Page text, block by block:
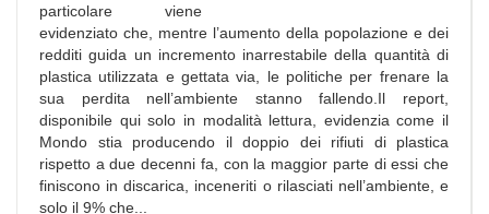
particolare viene
evidenziato che, mentre l’aumento della popolazione e dei
redditi guida un incremento inarrestabile della quantità di
plastica utilizzata e gettata via, le politiche per frenare la
sua perdita nell’ambiente stanno fallendo.Il report,
disponibile qui solo in modalità lettura, evidenzia come il
Mondo stia producendo il doppio dei rifiuti di plastica
rispetto a due decenni fa, con la maggior parte di essi che
finiscono in discarica, inceneriti o rilasciati nell’ambiente, e
solo il 9% che...